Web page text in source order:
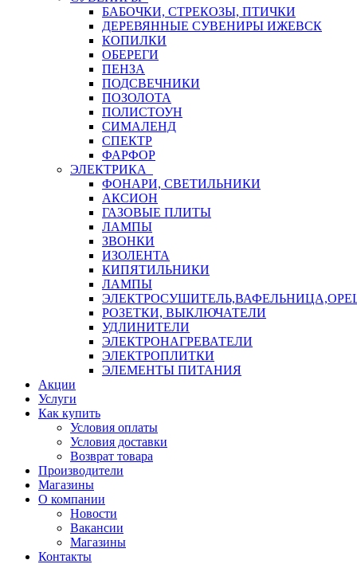
БАБОЧКИ, СТРЕКОЗЫ, ПТИЧКИ
ДЕРЕВЯННЫЕ СУВЕНИРЫ ИЖЕВСК
КОПИЛКИ
ОБЕРЕГИ
ПЕНЗА
ПОДСВЕЧНИКИ
ПОЗОЛОТА
ПОЛИСТОУН
СИМАЛЕНД
СПЕКТР
ФАРФОР
ЭЛЕКТРИКА
ФОНАРИ, СВЕТИЛЬНИКИ
АКСИОН
ГАЗОВЫЕ ПЛИТЫ
ЛАМПЫ
ЗВОНКИ
ИЗОЛЕНТА
КИПЯТИЛЬНИКИ
ЛАМПЫ
РОЗЕТКИ, ВЫКЛЮЧАТЕЛИ
УДЛИНИТЕЛИ
ЭЛЕКТРОНАГРЕВАТЕЛИ
ЭЛЕКТРОПЛИТКИ
ЭЛЕМЕНТЫ ПИТАНИЯ
Акции
Услуги
Как купить
Условия оплаты
Условия доставки
Возврат товара
Производители
Магазины
О компании
Новости
Вакансии
Магазины
Контакты